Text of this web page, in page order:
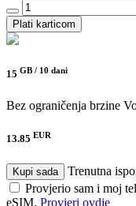
Plati karticom
15 GB / 10 dani
Bez ograničenja brzine
13.85 EUR
Kupi sada
Trenutna
Provjerio sam i moj
eSIM. Provjeri ovdje